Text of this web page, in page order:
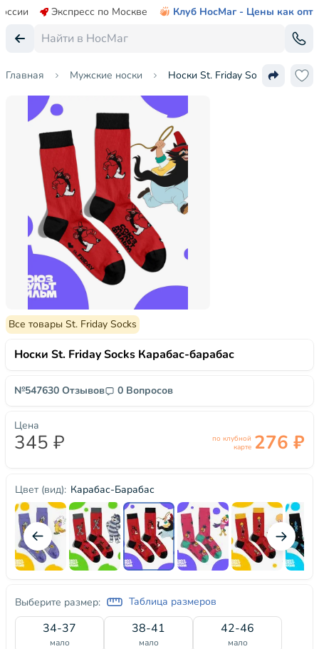
Экспресс по Москве Клуб НосМаг - Цены как опт
Главная Мужские носки Носки St. Friday Socks
Все товары St. Friday Socks
Носки St. Friday Socks Карабас-барабас
№547630 Отзывов 0 Вопросов
Цвет (вид): Карабас-Барабас
Выберите размер: Таблица размеров
34-37
мало
38-41
мало
42-46
мало
Цена
345 ₽
по клубной
карте 276 ₽